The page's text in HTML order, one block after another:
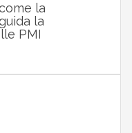
la
la
PMI